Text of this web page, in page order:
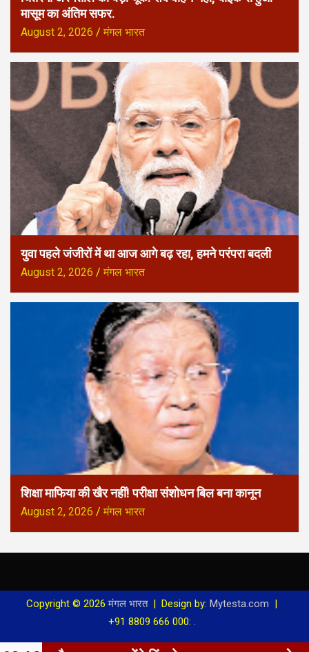
मासूम का अंतिम सफर.
August 2, 2026 मंगल भारत
युवा पहले जंजीरों में था आज आगे बढ़ रहा, हमने परंपरा बदली
August 2, 2026 मंगल भारत
शिक्षा माफिया की खैर नहीं! परीक्षा संशोधन बिल बना कानून
August 2, 2026 मंगल भारत
Copyright © 2026मंगल भारत Design by: Mytesta.com
+91 8809 666 000: .